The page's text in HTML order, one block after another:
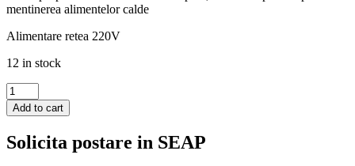
mentinerea alimentelor calde
Alimentare retea 220V
12 in stock
Lampa
de
incalzire
argintie
Add to cart
Solicita postare in SEAP